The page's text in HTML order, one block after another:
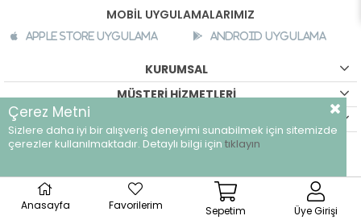
MOBİL UYGULAMALARIMIZ
Apple Store Uygulama Android Uygulama
KURUMSAL
MÜŞTERİ HİZMETLERİ
©breeze.com.tr - Tüm hakları saklıdır.
Anasayfa Favorilerim Sepetim Üye Girişi
Çerez Metni
Sizlere daha iyi bir alışveriş deneyimi sunabilmek için sitemizde
çerezler kullanılmaktadır. Detaylı bilgi için tıklayın